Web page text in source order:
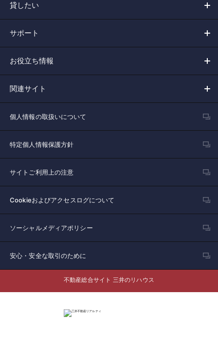
貸したい
サポート
お役立ち情報
関連サイト
個人情報の取扱いについて
特定個人情報保護方針
サイトご利用上の注意
Cookieおよびアクセスログについて
ソーシャルメディアポリシー
安心・安全な取引のために
不動産総合サイト 三井のリハウス